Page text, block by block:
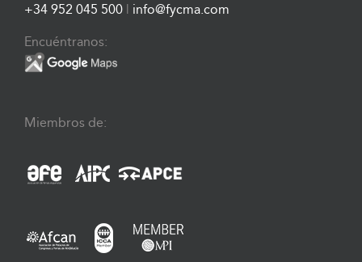
+34 952 045 500 | info@fycma.com
Encuéntranos:
Miembros de: